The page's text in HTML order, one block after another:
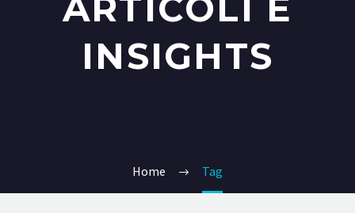
INSIGHTS
Home Tag